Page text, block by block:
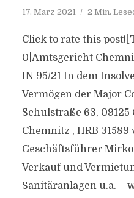
17. März 2021 2 Min.
Click to rate this
0]Amtsgericht
IN 95/21 In dem
Vermögen der Major
Schulstraße 63,
Chemnitz , HRB
Geschäftsführer
Verkauf und
Sanitäranlagen u.a. –